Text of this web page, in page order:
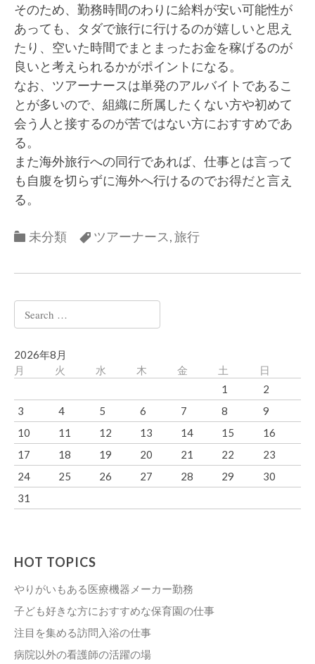
そのため、勤務時間のわりに給料が安い可能性が
あっても、タダで旅行に行けるのが嬉しいと思え
たり、空いた時間でまとまったお金を稼げるのが
良いと考えられるかがポイントになる。
なお、ツアーナースは単発のアルバイトであるこ
とが多いので、組織に所属したくない方や初めて
会う人と接するのが苦ではない方におすすめであ
る。
また海外旅行への同行であれば、仕事とは言って
も自腹を切らずに海外へ行けるのでお得だと言え
る。
Categories
未分類 Categories
ツアーナース,旅行
2026年8月
月
火 水 木 金 土
日
1
2
3
4 5 6 7 8
9
10
11 12 13 14 15
16
17
18 19 20 21 22
23
24
25 26 27 28 29
30
31
HOT TOPICS
やりがいもある医療機器メーカー勤務
子ども好きな方におすすめな保育園の仕事
注目を集める訪問入浴の仕事
病院以外の看護師の活躍の場